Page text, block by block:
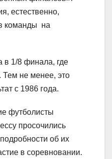
естественно,
команды на
в 1/8 финала, где
Тем не менее, это
с 1986 года.
футболисты
просочились
об их
в соревновании.